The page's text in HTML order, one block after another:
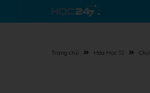
Trang chủ Hóa Học 12